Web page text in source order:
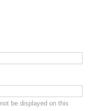
notbe displayed on this